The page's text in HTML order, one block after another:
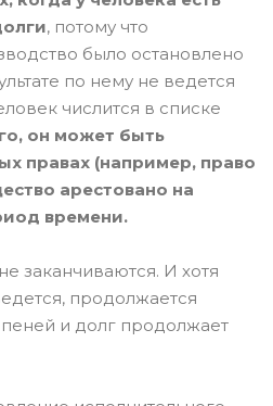
, потому что
было остановлено
по нему не ведется
числится в списке
он может быть
правах (например, право
арестовано на
времени.
заканчиваются. И хотя
продолжается
и долг продолжает